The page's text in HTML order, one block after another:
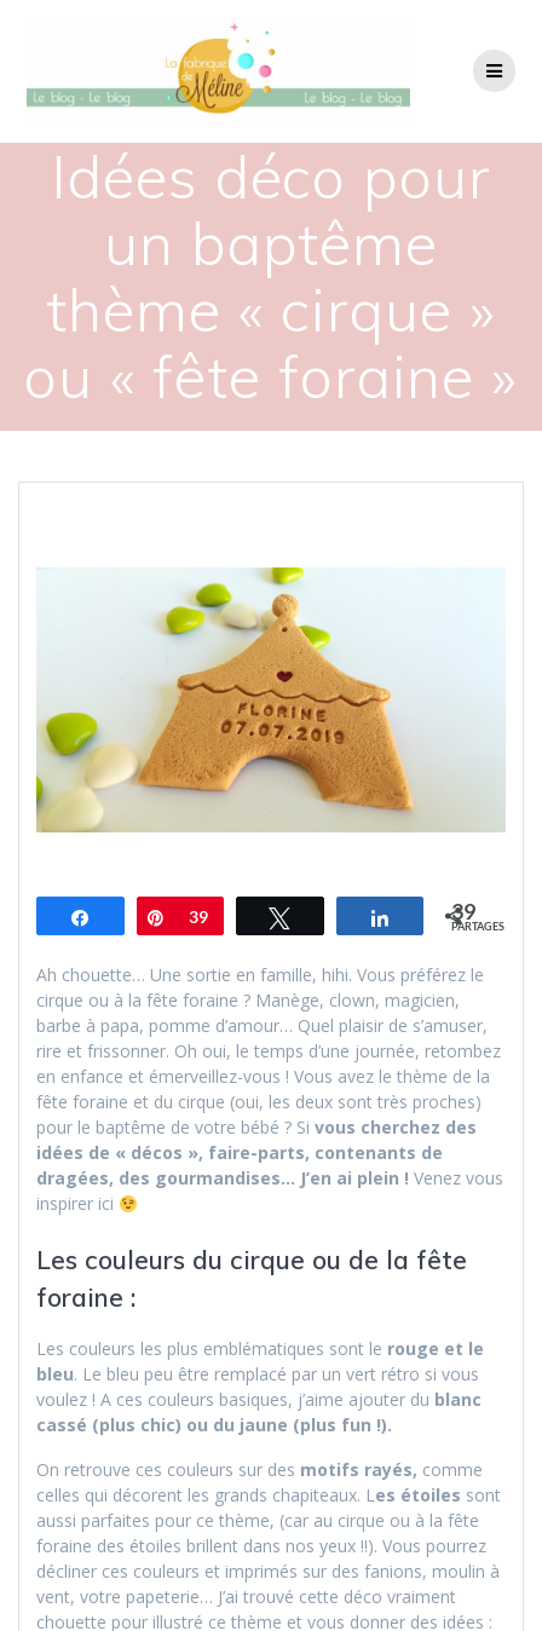
contenu
Idées déco pour
un baptême
thème « cirque »
ou « fête foraine »
Partagez Épingle
39 Partagez
39
PARTAGES
Ah chouette… Une sortie en famille, hihi. Vous préférez le
cirque ou à la fête foraine ? Manège, clown, magicien,
barbe à papa, pomme d’amour… Quel plaisir de s’amuser,
rire et frissonner. Oh oui, le temps d’une journée, retombez
en enfance et émerveillez-vous ! Vous avez le thème de la
fête foraine et du cirque (oui, les deux sont très proches)
pour le baptême de votre bébé ? Si vous cherchez des
idées de « décos », faire-parts, contenants de
dragées, des gourmandises… J’en ai plein ! Venez vous
inspirer ici
Les couleurs du cirque ou de la fête
foraine :
Les couleurs les plus emblématiques sont le rouge et le
bleu. Le bleu peu être remplacé par un vert rétro si vous
voulez ! A ces couleurs basiques, j’aime ajouter du blanc
cassé (plus chic) ou du jaune (plus fun !).
On retrouve ces couleurs sur des motifs rayés, comme
celles qui décorent les grands chapiteaux. Les étoiles sont
aussi parfaites pour ce thème, (car au cirque ou à la fête
foraine des étoiles brillent dans nos yeux !!). Vous pourrez
décliner ces couleurs et imprimés sur des fanions, moulin à
vent, votre papeterie… J’ai trouvé cette déco vraiment
chouette pour illustré ce thème et vous donner des idées :